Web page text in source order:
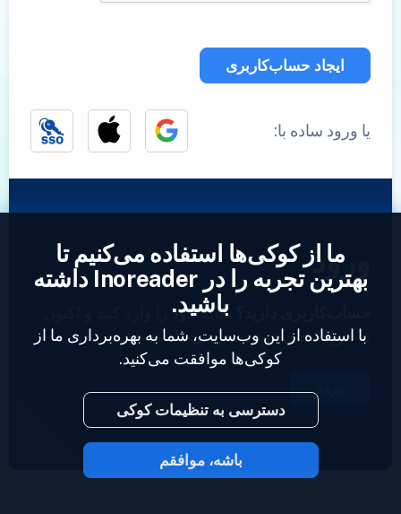
ایجاد حساب‌کاربری
یا ورود ساده با:
ورود
نمایه خود را وارد کنید و اکنون
به خوراک‌های خود دسترسی داشته باشید.
2023 © Inoreader
ما از کوکی‌ها استفاده می‌کنیم تا
بهترین تجربه را در Inoreader داشته
باشید.
با استفاده از این وب‌سایت، شما به بهره‌برداری ما از
کوکی‌ها موافقت می‌کنید.
دسترسی به تنظیمات کوکی
باشه، موافقم